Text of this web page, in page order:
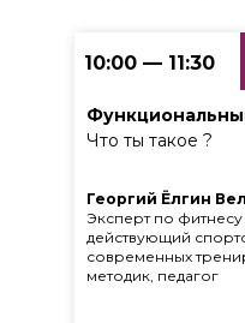
Георгий Ёлгин
Эксперт по фитнесу
действующий
современных
методик, педагог
Что ты такое ?
10:00 — 11:30